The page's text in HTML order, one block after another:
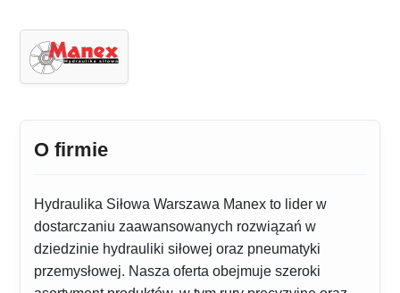
O firmie
Hydraulika Siłowa Warszawa Manex to lider w
dostarczaniu zaawansowanych rozwiązań w
dziedzinie hydrauliki siłowej oraz pneumatyki
przemysłowej. Nasza oferta obejmuje szeroki